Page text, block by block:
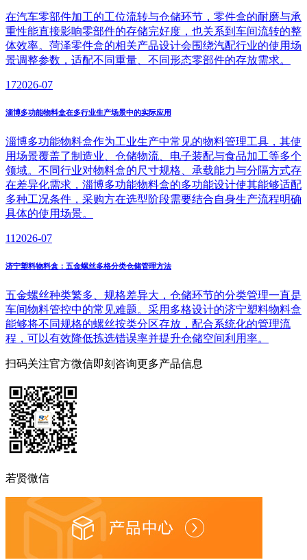
在汽车零部件加工的工位流转与仓储环节，零件盒的耐磨与承
重性能直接影响零部件的存储完好度，也关系到车间流转的整
体效率。菏泽零件盒的相关产品设计会围绕汽配行业的使用场
景调整参数，适配不同重量、不同形态零部件的存放需求。
172026-07
淄博多功能物料盒在多行业生产场景中的实际应用
淄博多功能物料盒作为工业生产中常见的物料管理工具，其使
用场景覆盖了制造业、仓储物流、电子装配与食品加工等多个
领域。不同行业对物料盒的尺寸规格、承载能力与分隔方式存
在差异化需求，淄博多功能物料盒的多功能设计使其能够适配
多种工况条件，采购方在选型阶段需要结合自身生产流程明确
具体的使用场景。
11 2026-07
济宁塑料物料盒：五金螺丝多格分类仓储管理方法
五金螺丝种类繁多、规格差异大，仓储环节的分类管理一直是
车间物料管控中的常见难题。采用多格设计的济宁塑料物料盒
能够将不同规格的螺丝按类分区存放，配合系统化的管理流
程，可以有效降低拣选错误率并提升仓储空间利用率。
扫码关注官方微信即刻咨询更多产品信息
若贤微信